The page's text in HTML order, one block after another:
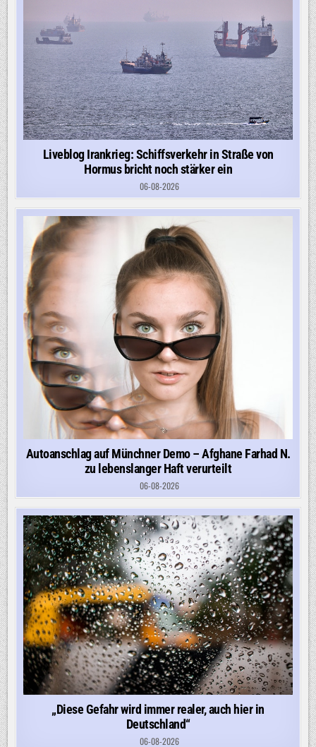
Liveblog Irankrieg: Schiffsverkehr in Straße von
Hormus bricht noch stärker ein
06-08-2026
Autoanschlag auf Münchner Demo – Afghane Farhad N.
zu lebenslanger Haft verurteilt
06-08-2026
„Diese Gefahr wird immer realer, auch hier in
Deutschland“
06-08-2026